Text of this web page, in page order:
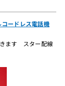
ードレス電話機
きます スター配線